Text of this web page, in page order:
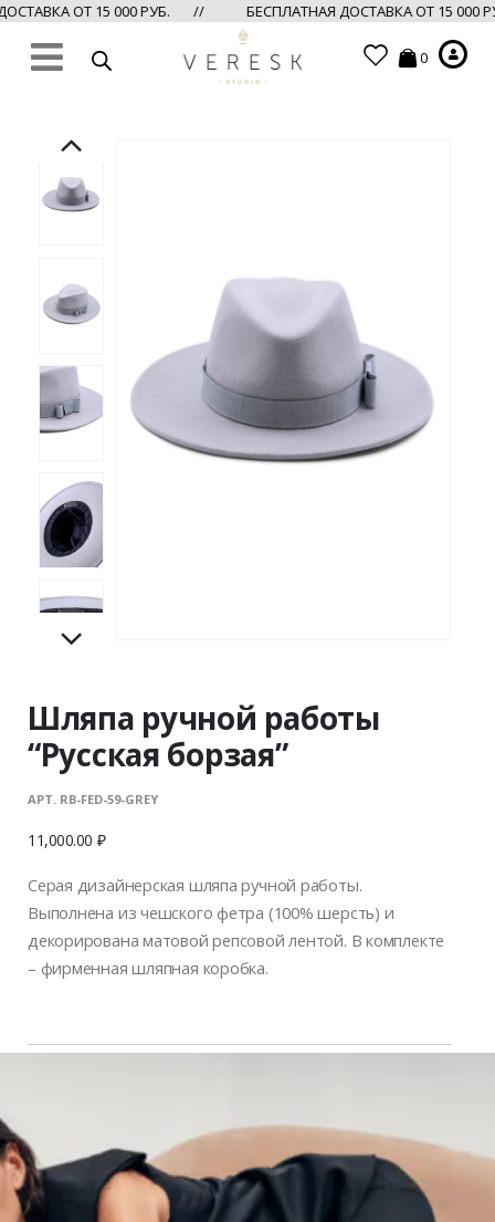
ОТ 15 000 РУБ. // БЕСПЛАТНАЯ ДОСТАВКА ОТ 15
0
Шляпа ручной работы
“Русская борзая”
АРТ. RB-FED-59-GREY
11,000.00 ₽
Серая дизайнерская шляпа ручной работы.
Выполнена из чешского фетра (100% шерсть) и
декорирована матовой репсовой лентой. В комплекте
– фирменная шляпная коробка.
Бренд:Русская Борзая
Написать в MAX